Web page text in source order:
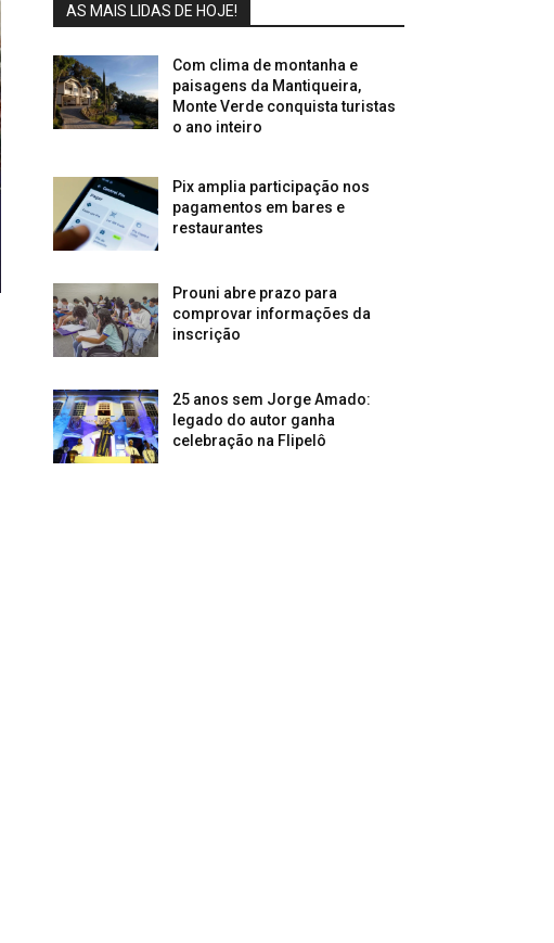
AS MAIS LIDAS DE HOJE!
Com clima de montanha e
paisagens da Mantiqueira,
Monte Verde conquista turistas
o ano inteiro
Pix amplia participação nos
pagamentos em bares e
restaurantes
Prouni abre prazo para
comprovar informações da
inscrição
25 anos sem Jorge Amado:
legado do autor ganha
celebração na Flipelô